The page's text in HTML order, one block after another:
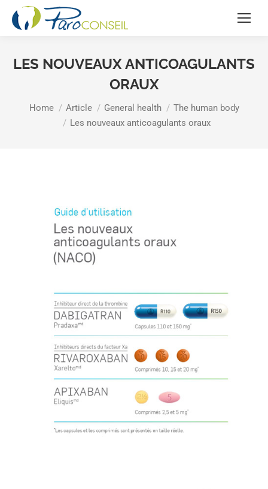
LES NOUVEAUX ANTICOAGULANTS
ORAUX
You are here:
Home Article General health
The human body
Les nouveaux anticoagulants oraux